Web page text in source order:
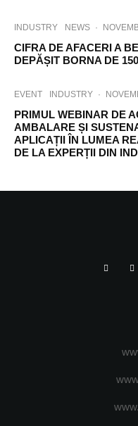
INDUSTRY NEWS ·
CIFRA DE AFACERI A
DEPĂȘIT BORNA DE
EVENT INDUSTRY ·
PRIMUL WEBINAR DE
AMBALARE ȘI
APLICAȚII ÎN LUMEA
DE LA EXPERȚII DIN